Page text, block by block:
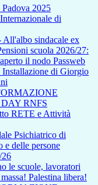
2025
di
sindacale ex
scuola 2026/27:
il nodo Passweb
di Giorgio
RNFS
RETE e Attività
Psichiatrico di
e delle persone
26
le scuole, lavoratori
Palestina libera!